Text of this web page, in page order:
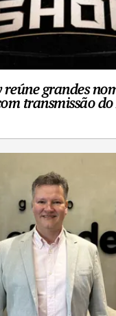
reúne grandes
transmissão